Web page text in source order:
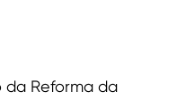
da Reforma da